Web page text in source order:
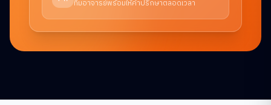
ทีมอาจารย์พร้อมให้คำปรึกษาตลอดเวลา